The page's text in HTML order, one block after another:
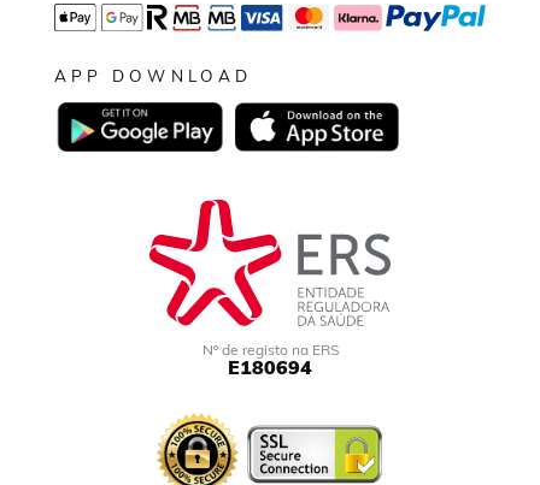
APP DOWNLOAD
Nº de registo na ERS
E180694